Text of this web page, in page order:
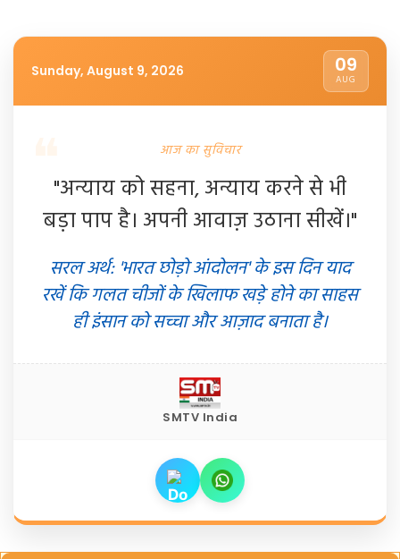
Sunday, August 9, 2026 09
AUG
आज का सुविचार
"अन्याय को सहना, अन्याय करने से भी
बड़ा पाप है। अपनी आवाज़ उठाना सीखें।"
सरल अर्थ: 'भारत छोड़ो आंदोलन' के इस दिन याद
रखें कि गलत चीजों के खिलाफ खड़े होने का साहस
ही इंसान को सच्चा और आज़ाद बनाता है।
SMTV India